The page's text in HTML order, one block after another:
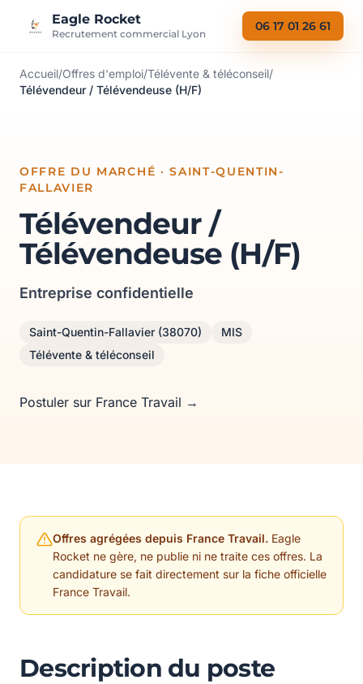
Eagle Rocket
Recrutement commercial Lyon
06 17 01 26 61
Accueil/Offres d'emploi/Télévente & téléconseil/
Télévendeur / Télévendeuse (H/F)
OFFRE DU MARCHÉ · SAINT-QUENTIN-
FALLAVIER
Télévendeur /
Télévendeuse (H/F)
Entreprise confidentielle
Saint-Quentin-Fallavier (38070)
MIS
Télévente & téléconseil
Postuler sur France Travail →
Offres agrégées depuis France Travail. Eagle
Rocket ne gère, ne publie ni ne traite ces offres. La
candidature se fait directement sur la fiche officielle
France Travail.
Description du poste